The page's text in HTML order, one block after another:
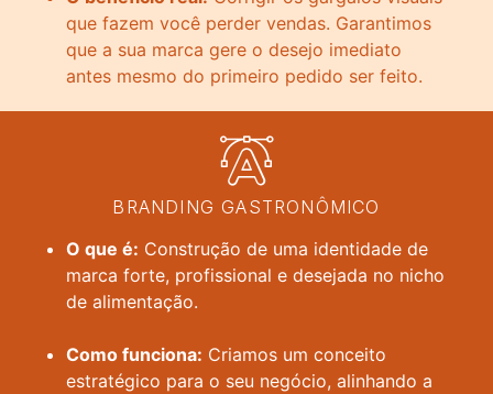
que fazem você perder vendas. Garantimos
que a sua marca gere o desejo imediato
antes mesmo do primeiro pedido ser feito.
BRANDING GASTRONÔMICO
O que é: Construção de uma identidade de
marca forte, profissional e desejada no nicho
de alimentação.
Como funciona: Criamos um conceito
estratégico para o seu negócio, alinhando a